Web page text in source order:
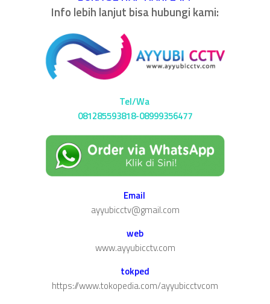
Info lebih lanjut bisa hubungi kami:
Tel/Wa
081285593818-08999356477
Email
ayyubicctv@gmail.com
web
www.ayyubicctv.com
tokped
https://www.tokopedia.com/ayyubicctvcom